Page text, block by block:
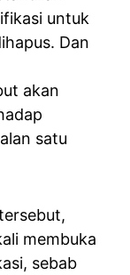
untuk
Dan
akan
satu
membuka
sebab